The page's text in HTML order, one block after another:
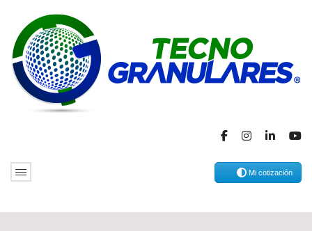
Mi cotización